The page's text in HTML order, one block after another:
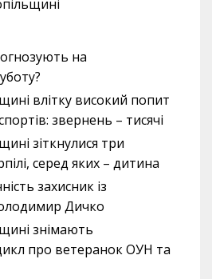
на
влітку високий попит
звернень – тисячі
зіткнулися три
серед яких – дитина
захисник із
Дичко
знімають
про ветеранок ОУН та